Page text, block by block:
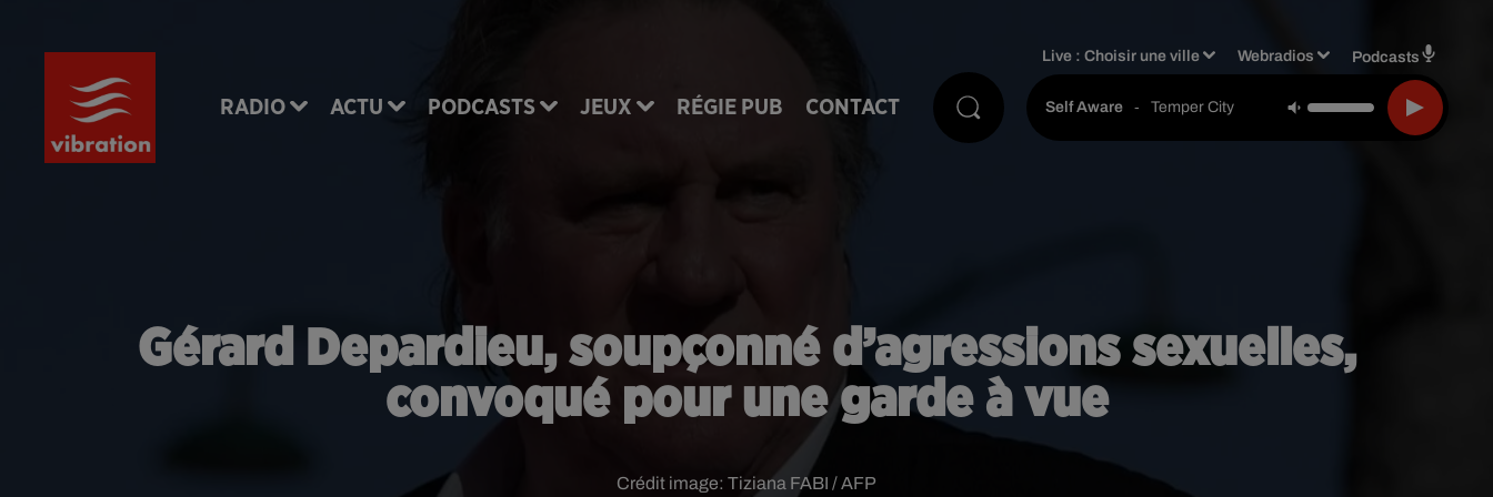
RADIO ACTU PODCASTS JEUX RÉGIE PUB CONTACT
Live :Choisir une ville Webradios Podcasts
Self Aware - Temper City
Gérard Depardieu, soupçonné d’agressions sexuelles,
convoqué pour une garde à vue
Crédit image: Tiziana FABI / AFP